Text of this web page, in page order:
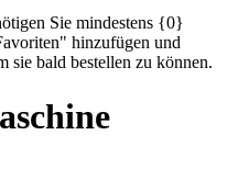
Sie mindestens {0}
hinzufügen und
sie bald bestellen zu können.